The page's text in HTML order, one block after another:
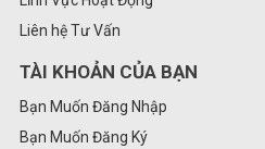
Liên hệ Tư Vấn
TÀI KHOẢN CỦA BẠN
Bạn Muốn Đăng Nhập
Bạn Muốn Đăng Ký